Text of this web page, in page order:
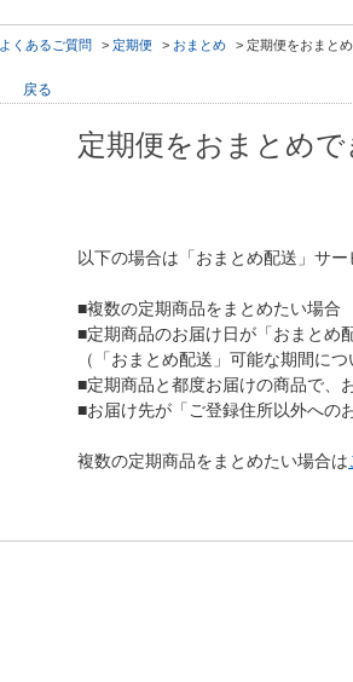
よくあるご質問 > 定期便 > おまとめ > 定期便をおまと
戻る
定期便をおまとめ
以下の場合は「おまとめ配送」サー
■複数の定期商品をまとめたい場合
■定期商品のお届け日が「おまとめ
（「おまとめ配送」可能な期間につ
■定期商品と都度お届けの商品で、
■お届け先が「ご登録住所以外への
複数の定期商品をまとめたい場合は